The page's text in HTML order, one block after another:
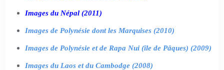
Images du Népal (2011)
Images de Polynésie dont les Marquises (2010)
Images de Polynésie et de Rapa Nui (île de Pâques) (2009)
Images du Laos et du Cambodge (2008)